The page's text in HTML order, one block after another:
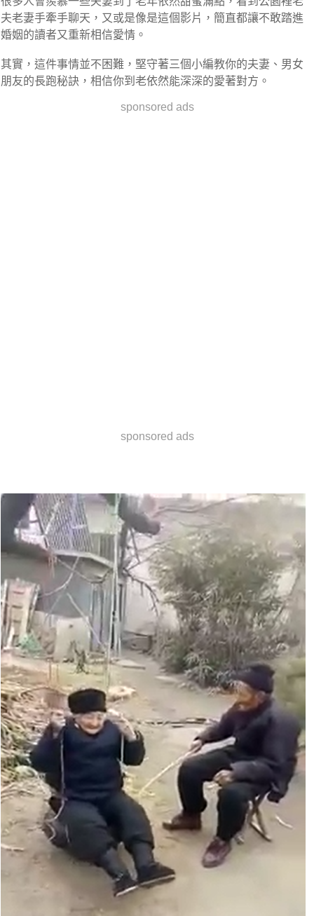
夫老妻手牽手聊天，又或是像是這個影片，簡直都讓不敢踏進
婚姻的讀者又重新相信愛情。
其實，這件事情並不困難，堅守著三個小編教你的夫妻、男女
朋友的長跑秘訣，相信你到老依然能深深的愛著對方。
sponsored ads
sponsored ads